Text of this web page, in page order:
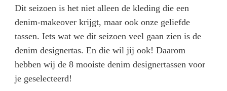
Dit seizoen is het niet alleen de kleding die een
denim-makeover krijgt, maar ook onze geliefde
tassen. Iets wat we dit seizoen veel gaan zien is de
denim designertas. En die wil jij ook! Daarom
hebben wij de 8 mooiste denim designertassen voor
je geselecteerd!